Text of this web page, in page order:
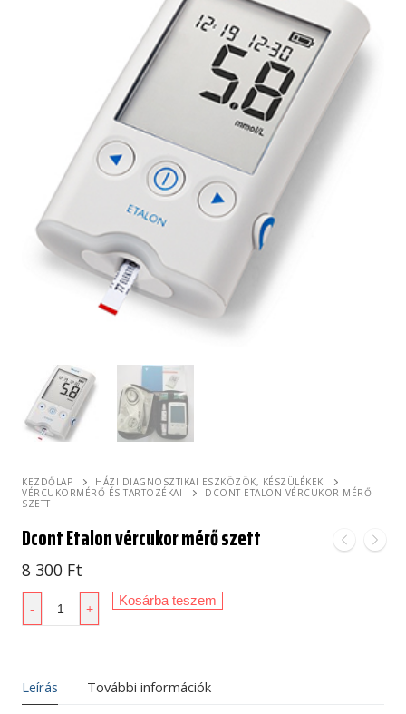
KEZDŐLAP
HÁZI DIAGNOSZTIKAI ESZKÖZÖK, KÉSZÜLÉKEK
VÉRCUKORMÉRŐ ÉS TARTOZÉKAI
DCONT ETALON VÉRCUKOR MÉRŐ
SZETT
Dcont Etalon vércukor mérő szett
8 300 Ft
Etalon
szett
mennyiség
- +
Kosárba teszem
Leírás További információk